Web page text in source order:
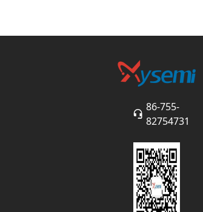
86-755-
82754731